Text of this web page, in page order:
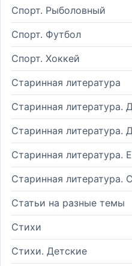
Спорт. Рыболовный
Спорт. Футбол
Спорт. Хоккей
Старинная литература
Старинная литература.
Старинная литература.
Старинная литература.
Старинная литература.
Статьи на разные темы
Стихи
Стихи. Детские